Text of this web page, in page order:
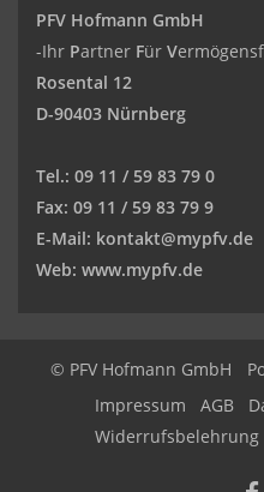
PFV Hofmann GmbH
-Ihr Partner Für V
Rosental 12
D-90403 Nürnberg
Tel.: 09 11 / 59 83 79 0
Fax: 09 11 / 59 83 79 9
E-Mail: kontakt@mypfv.de
Web: www.mypfv.de
© PFV Hofmann GmbH
Impressum
AGB
Widerrufsbelehrung